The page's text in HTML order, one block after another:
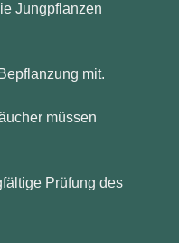
Jungpflanzen
mit.
müssen
Prüfung des